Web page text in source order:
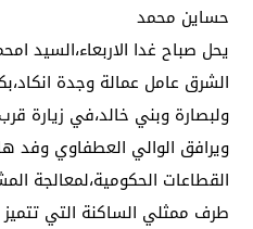
حساين محمد
يحل صباح غدا الاربعاء،السيد
الشرق عامل عمالة وجدة
ولبصارة وبني خالد،في زيارة
ويرافق الوالي العطفاوي وفد
القطاعات الحكومية،لمعالجة
طرف ممثلي الساكنة التي